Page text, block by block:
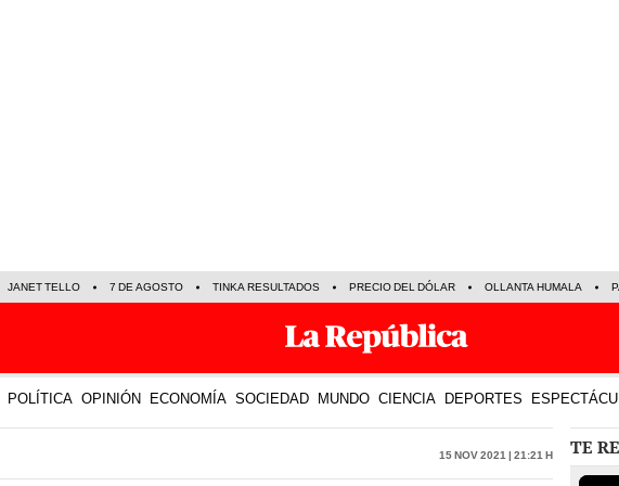
JANET TELLO 7 DE AGOSTO TINKA RESULTADOS PRECIO DEL DÓLAR OLLANTA HUMALA
POLÍTICA OPINIÓN ECONOMÍA SOCIEDAD MUNDO CIENCIA DEPORTES
15 Nov 2021 | 21:21 h TE